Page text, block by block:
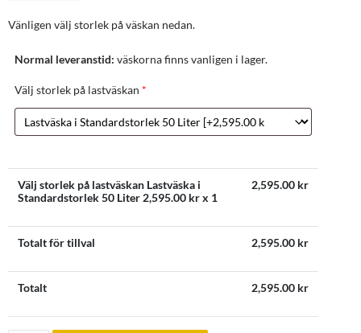
Vänligen välj storlek på väskan nedan.
Normal leveranstid: väskorna finns vanligen i lager.
Välj storlek på lastväskan *
Välj storlek på lastväskan Lastväska i
Standardstorlek 50 Liter 2,595.00 kr x 1
2,595.00 kr
Totalt för tillval 2,595.00 kr
Totalt 2,595.00 kr